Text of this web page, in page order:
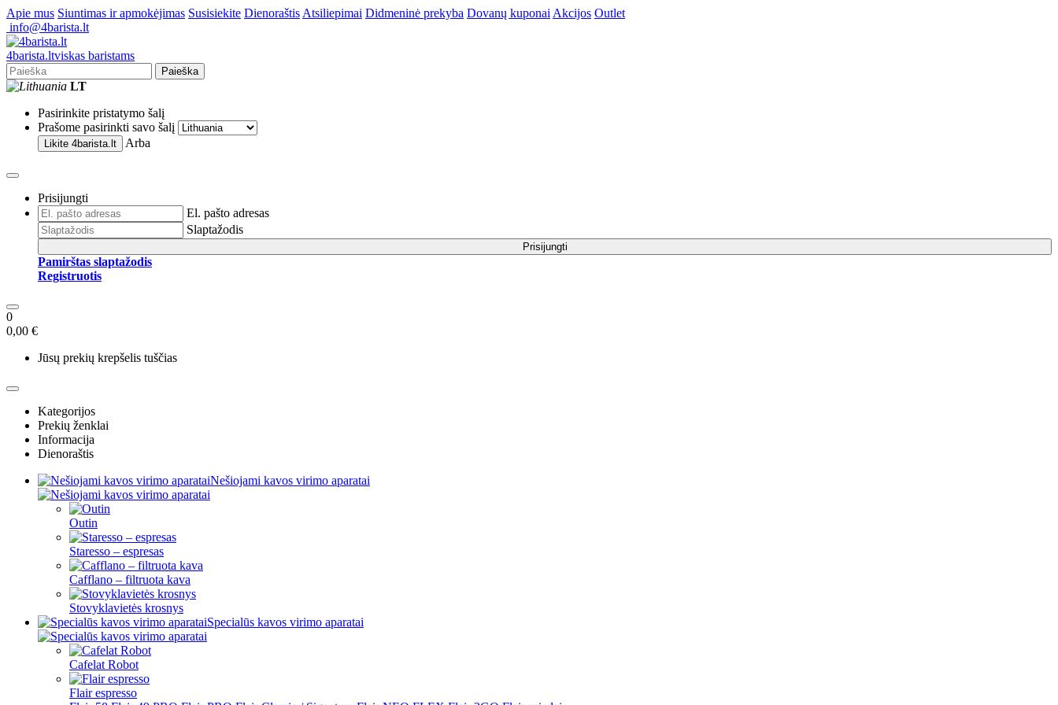
Apie mus Siuntimas ir apmokėjimas Susisiekite Dienoraštis Atsiliepimai Didmeninė prekyba Dovanų kuponai Akcijos Outlet
info@4barista.lt
4barista.ltviskas baristams
Paieška
LT
Pasirinkite pristatymo šalį
Prašome pasirinkti savo šalį
Likite 4barista.lt Arba
Prisijungti
El. pašto adresas
Slaptažodis
Prisijungti
Pamirštas slaptažodis
Registruotis
0
0,00 €
Jūsų prekių krepšelis tuščias
Kategorijos
Prekių ženklai
Informacija
Dienoraštis
Nešiojami kavos virimo aparatai
Outin
Staresso – espresas
Cafflano – filtruota kava
Stovyklavietės krosnys
Specialūs kavos virimo aparatai
Cafelat Robot
Flair espresso